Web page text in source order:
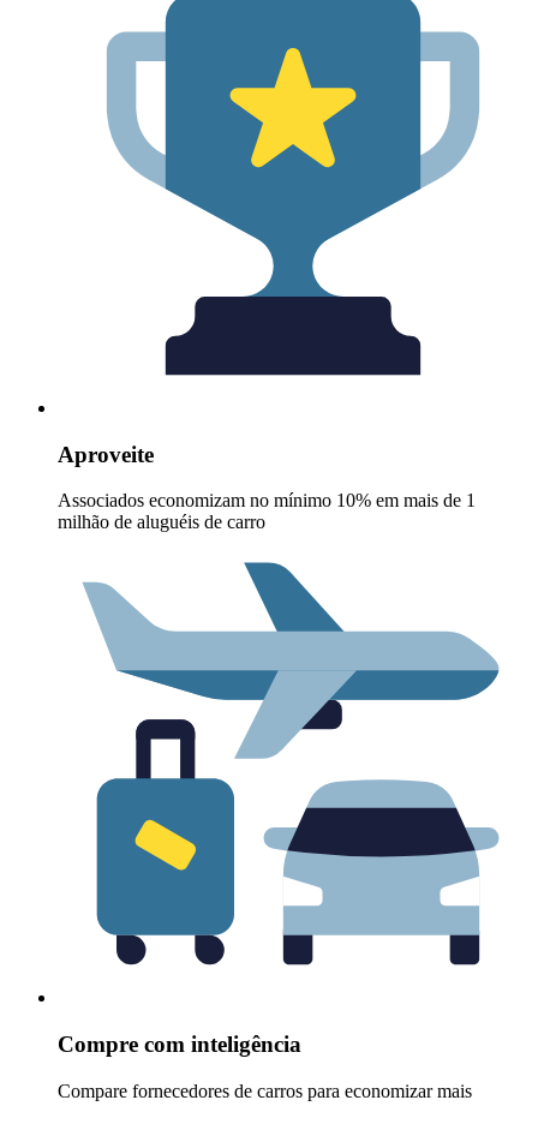
Aproveite
Associados economizam no mínimo 10% em mais de 1
milhão de aluguéis de carro
Compre com inteligência
Compare fornecedores de carros para economizar mais